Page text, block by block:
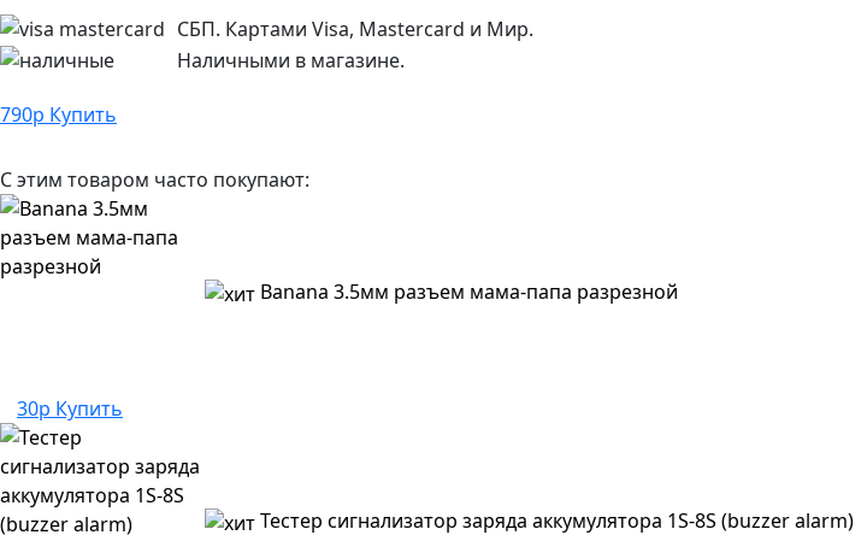
СБП. Картами Visa, Mastercard и Мир.
Наличными в магазине.
790р Купить
С этим товаром часто покупают:
Banana 3.5мм разъем мама-папа разрезной
30р Купить
Тестер сигнализатор заряда аккумулятора 1S-8S (buzzer alarm)